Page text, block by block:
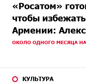
«Росатом»
чтобы
Армении:
ОКОЛО ОДНОГО МЕСЯЦА
КУЛЬТУРА